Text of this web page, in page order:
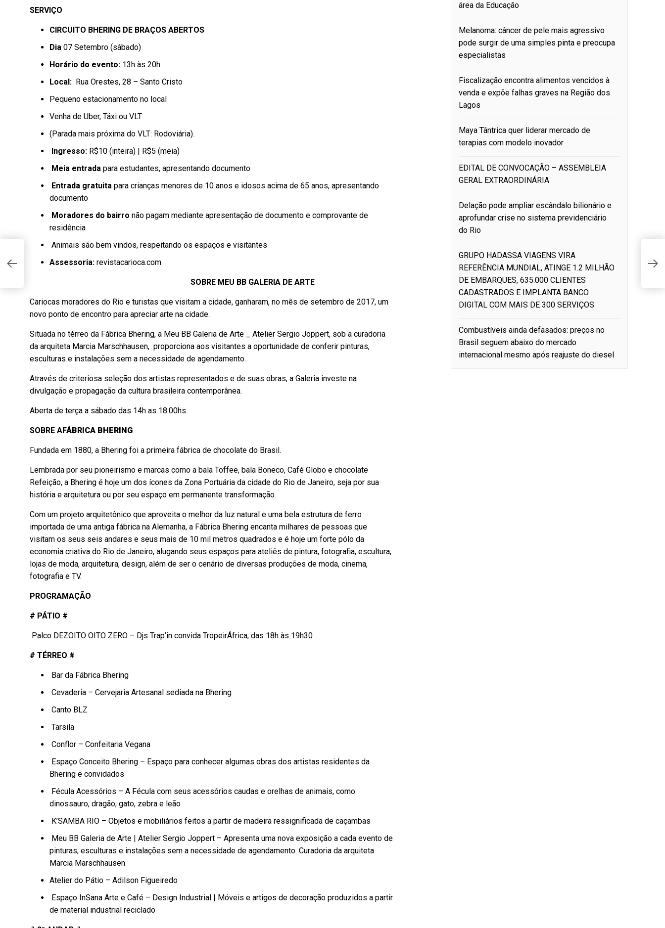
SERVIÇO
CIRCUITO BHERING DE BRAÇOS ABERTOS
Dia 07 Setembro (sábado)
Horário do evento: 13h às 20h
Local: Rua Orestes, 28 – Santo Cristo
Pequeno estacionamento no local
Venha de Uber, Táxi ou VLT
(Parada mais próxima do VLT: Rodoviária).
Ingresso: R$10 (inteira) | R$5 (meia)
Meia entrada para estudantes, apresentando documento
Entrada gratuita para crianças menores de 10 anos e idosos acima de 65 anos, apresentando
documento
Moradores do bairro não pagam mediante apresentação de documento e comprovante de
residência
Animais são bem vindos, respeitando os espaços e visitantes
Assessoria: revistacarioca.com
SOBRE MEU BB GALERIA DE ARTE
Cariocas moradores do Rio e turistas que visitam a cidade, ganharam, no mês de setembro de 2017, um
novo ponto de encontro para apreciar arte na cidade.
Situada no térreo da Fábrica Bhering, a Meu BB Galeria de Arte _ Atelier Sergio Joppert, sob a curadoria
da arquiteta Marcia Marschhausen, proporciona aos visitantes a oportunidade de conferir pinturas,
esculturas e instalações sem a necessidade de agendamento.
Através de criteriosa seleção dos artistas representados e de suas obras, a Galeria investe na
divulgação e propagação da cultura brasileira contemporânea.
Aberta de terça a sábado das 14h as 18:00hs.
SOBRE AFÁBRICA BHERING
Fundada em 1880, a Bhering foi a primeira fábrica de chocolate do Brasil.
Lembrada por seu pioneirismo e marcas como a bala Toffee, bala Boneco, Café Globo e chocolate
Refeição, a Bhering é hoje um dos ícones da Zona Portuária da cidade do Rio de Janeiro, seja por sua
história e arquitetura ou por seu espaço em permanente transformação.
Com um projeto arquitetônico que aproveita o melhor da luz natural e uma bela estrutura de ferro
importada de uma antiga fábrica na Alemanha, a Fábrica Bhering encanta milhares de pessoas que
visitam os seus seis andares e seus mais de 10 mil metros quadrados e é hoje um forte pólo da
economia criativa do Rio de Janeiro, alugando seus espaços para ateliês de pintura, fotografia, escultura,
lojas de moda, arquitetura, design, além de ser o cenário de diversas produções de moda, cinema,
fotografia e TV.
PROGRAMAÇÃO
# PÁTIO #
Palco DEZOITO OITO ZERO – Djs Trap’in convida TropeirÁfrica, das 18h às 19h30
# TÉRREO #
Bar da Fábrica Bhering
Cevaderia – Cervejaria Artesanal sediada na Bhering
Canto BLZ
Tarsila
Conflor – Confeitaria Vegana
Espaço Conceito Bhering – Espaço para conhecer algumas obras dos artistas residentes da
Bhering e convidados
Fécula Acessórios – A Fécula com seus acessórios caudas e orelhas de animais, como
dinossauro, dragão, gato, zebra e leão
K’SAMBA RIO – Objetos e mobiliários feitos a partir de madeira ressignificada de caçambas
Meu BB Galeria de Arte | Atelier Sergio Joppert – Apresenta uma nova exposição a cada evento de
pinturas, esculturas e instalações sem a necessidade de agendamento. Curadoria da arquiteta
Marcia Marschhausen
Atelier do Pátio – Adilson Figueiredo
Espaço InSana Arte e Café – Design Industrial | Móveis e artigos de decoração produzidos a partir
de material industrial reciclado
área da Educação
Melanoma: câncer de pele mais agressivo
pode surgir de uma simples pinta e preocupa
especialistas
Fiscalização encontra alimentos vencidos à
venda e expõe falhas graves na Região dos
Lagos
Maya Tântrica quer liderar mercado de
terapias com modelo inovador
EDITAL DE CONVOCAÇÃO – ASSEMBLEIA
GERAL EXTRAORDINÁRIA
Delação pode ampliar escândalo bilionário e
aprofundar crise no sistema previdenciário
do Rio
GRUPO HADASSA VIAGENS VIRA
REFERÊNCIA MUNDIAL, ATINGE 1.2 MILHÃO
DE EMBARQUES, 635.000 CLIENTES
CADASTRADOS E IMPLANTA BANCO
DIGITAL COM MAIS DE 300 SERVIÇOS
Combustíveis ainda defasados: preços no
Brasil seguem abaixo do mercado
internacional mesmo após reajuste do diesel